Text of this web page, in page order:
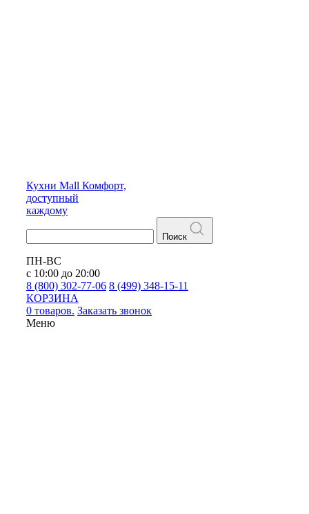
Кухни Mall Комфорт,
доступный
каждому
Поиск
ПН-ВС
с 10:00 до 20:00
8 (800) 302-77-06 8 (499) 348-15-11
КОРЗИНА
0 товаров. Заказать звонок
Меню